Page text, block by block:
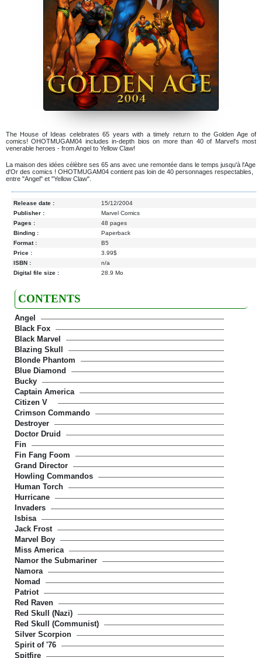
The House of Ideas celebrates 65 years with a timely return to the Golden Age of
comics! OHOTMUGAM04 includes in-depth bios on more than 40 of Marvel's most
venerable heroes - from Angel to Yellow Claw!
La maison des idées célèbre ses 65 ans avec une remontée dans le temps jusqu'à l'Age
d'Or des comics ! OHOTMUGAM04 contient pas loin de 40 personnages respectables,
entre "Angel" et "Yellow Claw".
Release date :
15/12/2004
Publisher :
Marvel Comics
Pages :
48 pages
Binding :
Paperback
Format :
B5
Price :
3.99$
ISBN :
n/a
Digital file size :
28.9 Mo
CONTENTS
Angel
Black Fox
Black Marvel
Blazing Skull
Blonde Phantom
Blue Diamond
Bucky
Captain America
Citizen V
Crimson Commando
Destroyer
Doctor Druid
Fin
Fin Fang Foom
Grand Director
Howling Commandos
Human Torch
Hurricane
Invaders
Isbisa
Jack Frost
Marvel Boy
Miss America
Namor the Submariner
Namora
Nomad
Patriot
Red Raven
Red Skull (Nazi)
Red Skull (Communist)
Silver Scorpion
Spirit of '76
Spitfire